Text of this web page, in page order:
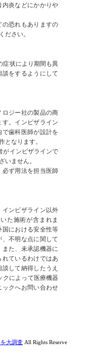
炎などにかかりや
の恐れもありますの
ださい。
症状により期間も異
をするようにして
ジー社の製品の商
。インビザライン
歯科医師が設計を
となります。
がインビザラインで
いません。
ず用法を担当医師
インビザライン以外
た施術が含まれま
における安全性等
不明な点に関して
た、未承認機器に
ているわけではあ
して納得したうえ
クによって医療機器
クへお問い合わせ
大調査 All Rights Reserve